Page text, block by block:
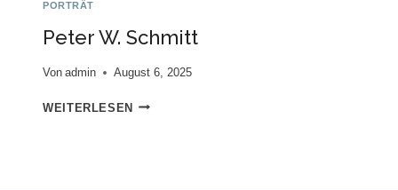
PORTRÄT
Peter W. Schmitt
Von admin August 6, 2025
WEITERLESEN PETER